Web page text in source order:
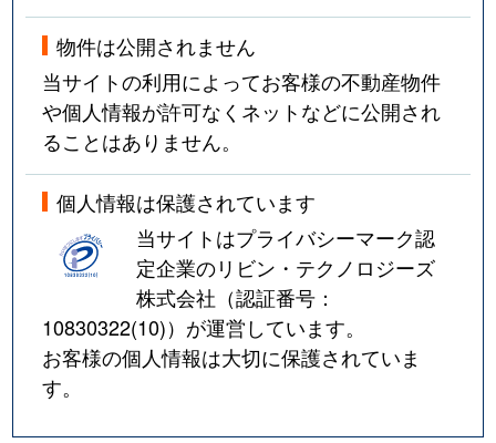
物件は公開されません
当サイトの利用によってお客様の不動産物件
や個人情報が許可なくネットなどに公開され
ることはありません。
個人情報は保護されています
当サイトはプライバシーマーク認
定企業のリビン・テクノロジーズ
株式会社（認証番号：
10830322(10)）が運営しています。
お客様の個人情報は大切に保護されていま
す。